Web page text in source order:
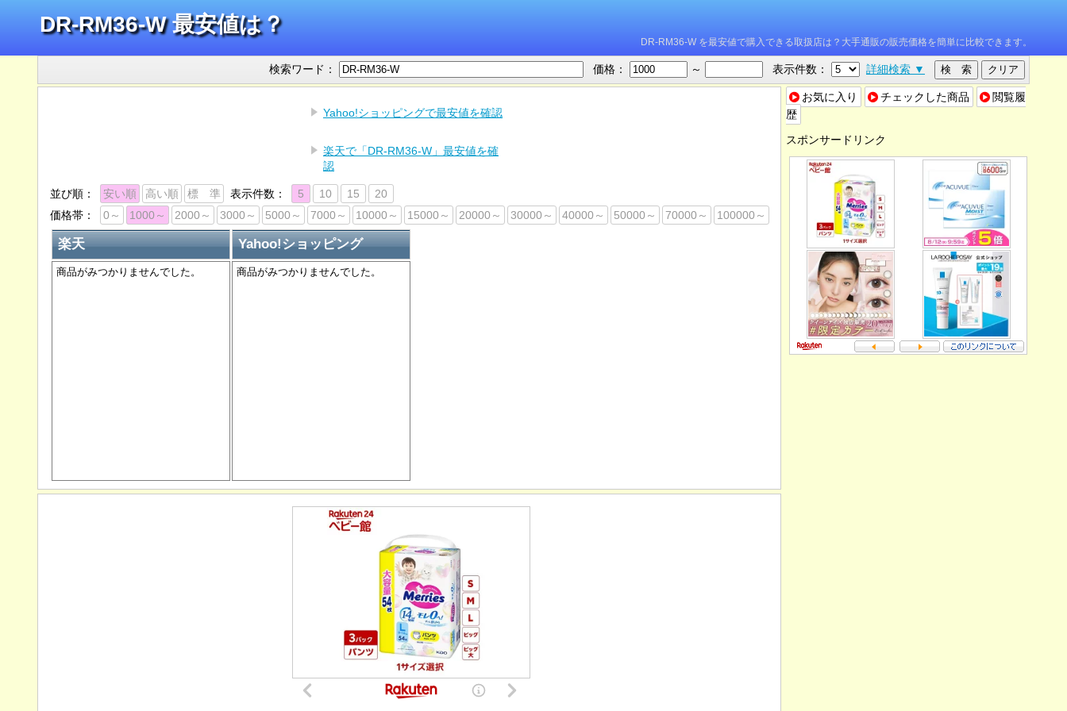
DR-RM36-W 最安値は？
DR-RM36-W を最安値で購入できる取扱店は？大手通販の販売価格を簡単に比較できます。
検索ワード： 価格： ～ 表示件数： 詳細検索 ▼
お気に入り チェックした商品
閲覧履
歴
スポンサードリンク
Yahoo!ショッピングで最安値を確認
楽天で「DR-RM36-W」最安値を確
認
並び順： 安い順 高い順 標 準 表示件数： 5 10 15
20
価格帯：
0～ 1000～ 2000～ 3000～ 5000～ 7000～ 10000～ 15000～ 20000～ 30000～ 40000～ 50000～ 70000～ 100000～
楽天
商品がみつかりませんでした。
Yahoo!ショッピング
商品がみつかりませんでした。